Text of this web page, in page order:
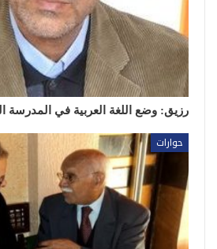
رزيق: وضع اللغة العربية في المدرسة
حوارات